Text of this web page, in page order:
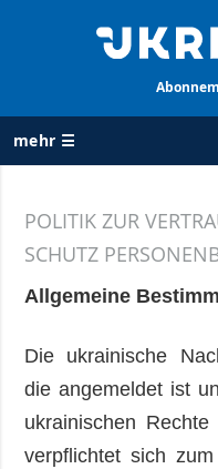
mehr ☰
ALLE
Krieg
der Ukraine
Politik
POLITIK ZUR
SCHUTZ
Allgemeine
Die ukrainische
die angemeldet ist
ukrainischen Rechte
verpflichtet sich